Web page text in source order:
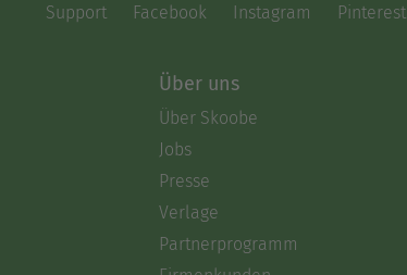
Support Facebook Instagram Pinterest
Über uns
Über Skoobe
Jobs
Presse
Verlage
Partnerprogramm